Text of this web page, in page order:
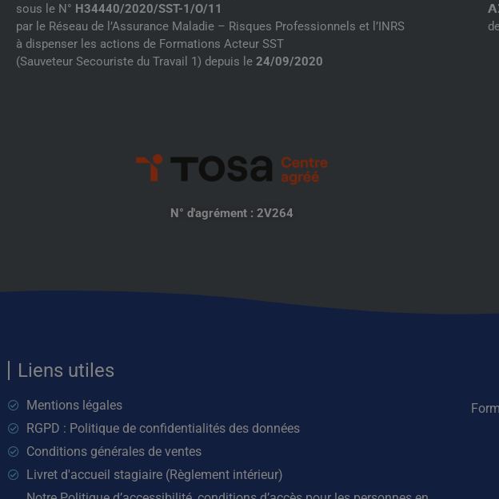
sous le N° H34440/2020/SST-1/O/11
par le Réseau de l’Assurance Maladie – Risques Professionnels et l’INRS
à dispenser les actions de Formations Acteur SST
(Sauveteur Secouriste du Travail 1) depuis le 24/09/2020
N° d'agrément : 2V264
Liens utiles
Mentions légales
RGPD : Politique de confidentialités des données
Conditions générales de ventes
Livret d'accueil stagiaire (Règlement intérieur)